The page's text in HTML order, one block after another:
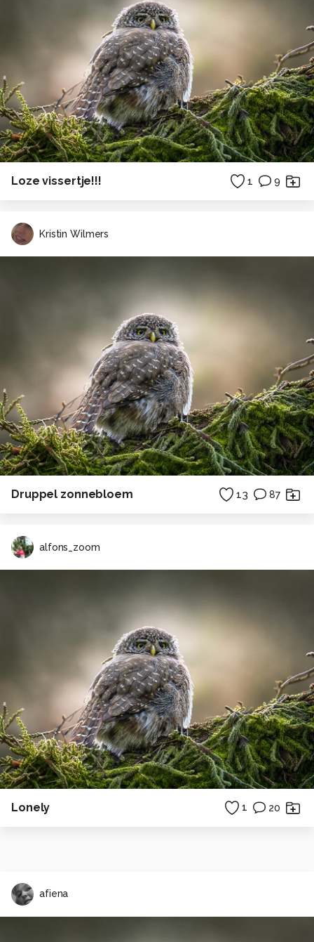
Loze vissertje!!! 1 9
Kristin Wilmers
Druppel zonnebloem 13 87
alfons_zoom
Lonely 1 20
afiena